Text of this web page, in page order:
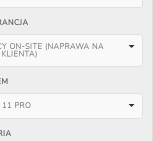
ON-SITE (NAPRAWA NA
PRO